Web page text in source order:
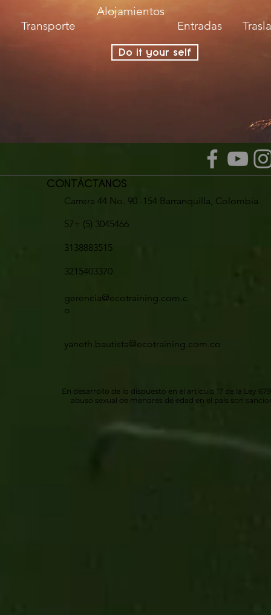
Do it your self
Alojamientos
Transporte
Entradas
CONTÁCTANOS
Carrera 44 No. 90 -154 Barranquilla, Colombia
57+ (5) 3045466
3138883515
3215403370
gerencia@ecotraining.com.c
o
yaneth.bautista@ecotraining.com.co
En desarrollo de lo dispuesto en el artículo 17 de la Ley
abuso sexual de menores de edad en el país son